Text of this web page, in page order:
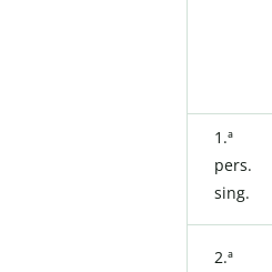
1.ª
pers.
sing.
2.ª